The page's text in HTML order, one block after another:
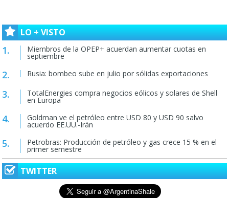
LO + VISTO
Miembros de la OPEP+ acuerdan aumentar cuotas en
septiembre
Rusia: bombeo sube en julio por sólidas exportaciones
TotalEnergies compra negocios eólicos y solares de Shell
en Europa
Goldman ve el petróleo entre USD 80 y USD 90 salvo
acuerdo EE.UU.-Irán
Petrobras: Producción de petróleo y gas crece 15 % en el
primer semestre
TWITTER